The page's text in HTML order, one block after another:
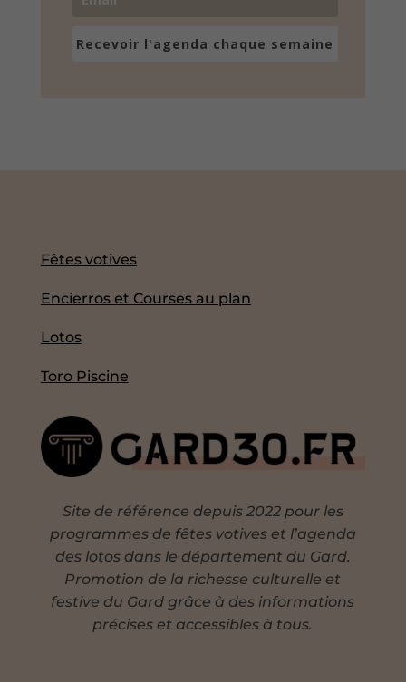
Recevoir l'agenda chaque semaine
Fêtes votives
Encierros et Courses au plan
Lotos
Toro Piscine
Site de référence depuis 2022 pour les
programmes de fêtes votives et l’agenda
des lotos dans le département du Gard.
Promotion de la richesse culturelle et
festive du Gard grâce à des informations
précises et accessibles à tous.